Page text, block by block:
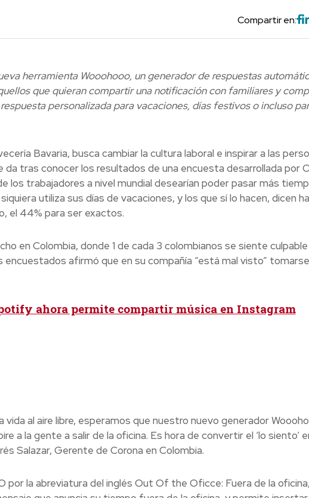
Compartir en:
herramienta Wooohooo, un generador de respuestas
que quieran compartir una notificación con familiares y
personalizada para vacaciones, días festivos o incluso
Bavaria, busca cambiar la cultura laboral e inspirar a las
da tras conocer los resultados de una encuesta desarrollada por
los trabajadores a nivel mundial desearían poder pasar más
utiliza sus días de vacaciones, y los que sí lo hacen, dicen
el 44% para ser exactos.
en Colombia, donde 1 de cada 3 colombianos se siente
afirmó que en su compañía “está mal visto”
ahora permite compartir música en Instagram
al aire libre, esperamos que nuestro nuevo generador
a la gente a salir de la oficina. Es hora de convertir el ‘lo siento’
Salazar, Gerente de Corona en Colombia.
por la abreviatura del inglés Out Of the Oficce: Fuera de la